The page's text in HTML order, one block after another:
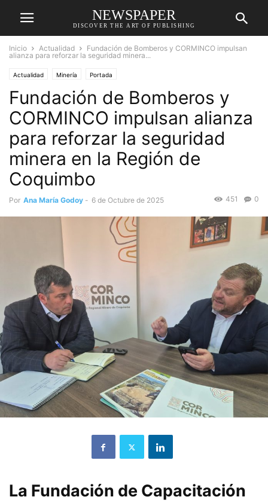
NEWSPAPER
DISCOVER THE ART OF PUBLISHING
Inicio Actualidad
Fundación de Bomberos y CORMINCO impulsan
alianza para reforzar la seguridad minera...
Actualidad Minería Portada
Fundación de Bomberos y
CORMINCO impulsan alianza
para reforzar la seguridad
minera en la Región de
Coquimbo
Por Ana María Godoy - 6 de Octubre de 2025 0
451
La Fundación de Capacitación